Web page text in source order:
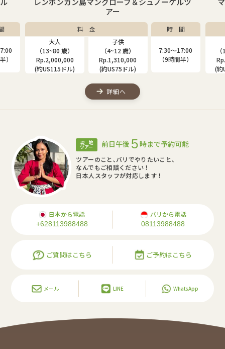
）
アー
料 金
大人
（13~80 歳）
Rp.2,000,000
(約US115ドル)
子供
（4~12 歳）
Rp.1,310,000
(約US75ドル)
時 間
7:30〜17:00
（9時間半）
詳細へ
(約
現 地
ツアー 前日午後 5時まで予約可能
ツアーのこと､バリでやりたいこと､
なんでもご相談ください！
日本人スタッフが対応します！
日本から電話
+628113988488
バリから電話
08113988488
ご質問はこちら ご予約はこちら
メール LINE WhatsApp